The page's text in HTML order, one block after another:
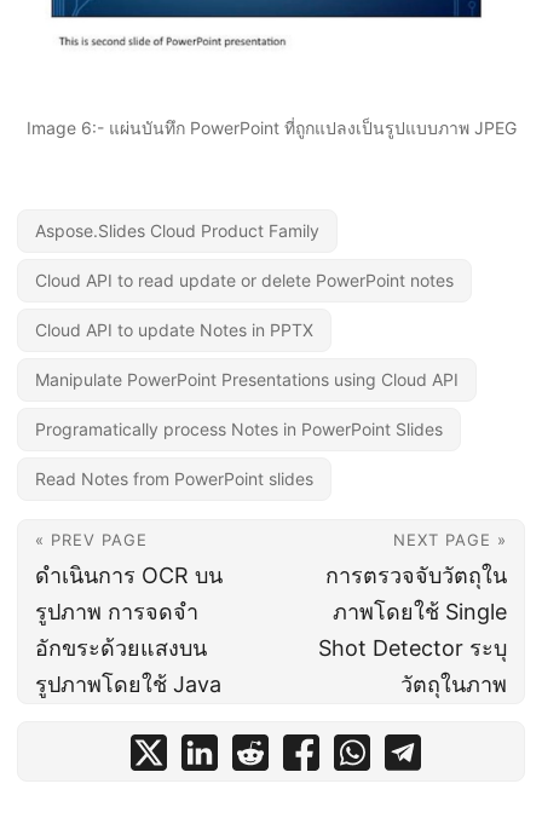
Image 6:- แผ่นบันทึก PowerPoint ที่ถูกแปลงเป็นรูปแบบภาพ JPEG
Aspose.Slides Cloud Product Family
Cloud API to read update or delete PowerPoint notes
Cloud API to update Notes in PPTX
Manipulate PowerPoint Presentations using Cloud API
Programatically process Notes in PowerPoint Slides
Read Notes from PowerPoint slides
« PREV PAGE
ดำเนินการ OCR บน
รูปภาพ การจดจำ
อักขระด้วยแสงบน
รูปภาพโดยใช้ Java
NEXT PAGE »
การตรวจจับวัตถุใน
ภาพโดยใช้ Single
Shot Detector ระบุ
วัตถุในภาพ